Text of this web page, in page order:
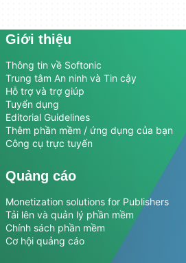
Giới thiệu
Thông tin về Softonic
Trung tâm An ninh và Tin cậy
Hỗ trợ và trợ giúp
Tuyển dụng
Editorial Guidelines
Thêm phần mềm / ứng dụng của bạn
Công cụ trực tuyến
Quảng cáo
Monetization solutions for Publishers
Tải lên và quản lý phần mềm
Chính sách phần mềm
Cơ hội quảng cáo